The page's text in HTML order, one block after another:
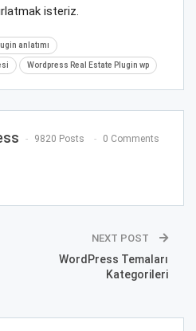
isteriz.
anlatımı
Wordpress Real Estate Plugin wp
9820 Posts 0 Comments
NEXT POST
WordPress Temaları
Kategorileri